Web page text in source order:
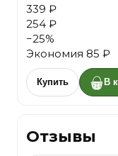
339 ₽
254 ₽
−25%
Экономия 85 ₽
Купить В
Отзывы